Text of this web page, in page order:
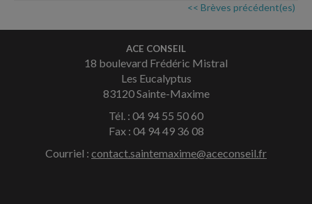
<< Brèves précédent(es)
ACE CONSEIL
18 boulevard Frédéric Mistral
Les Eucalyptus
83120 Sainte-Maxime
Tél. : 04 94 55 50 60
Fax : 04 94 49 36 08
Courriel : contact.saintemaxime@aceconseil.fr